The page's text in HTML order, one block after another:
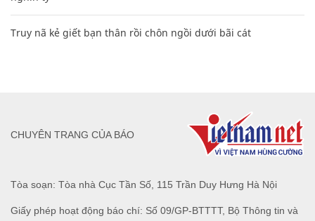
Truy nã kẻ giết bạn thân rồi chôn ngồi dưới bãi cát
Tòa soạn: Tòa nhà Cục Tần Số, 115 Trần Duy Hưng Hà Nội
Giấy phép hoạt động báo chí: Số 09/GP-BTTTT, Bộ Thông tin và
CHUYÊN TRANG CỦA BÁO